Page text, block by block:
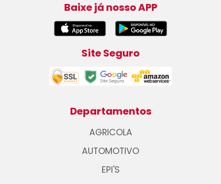
Baixe já nosso APP
Site Seguro
Departamentos
AGRICOLA
AUTOMOTIVO
EPI'S